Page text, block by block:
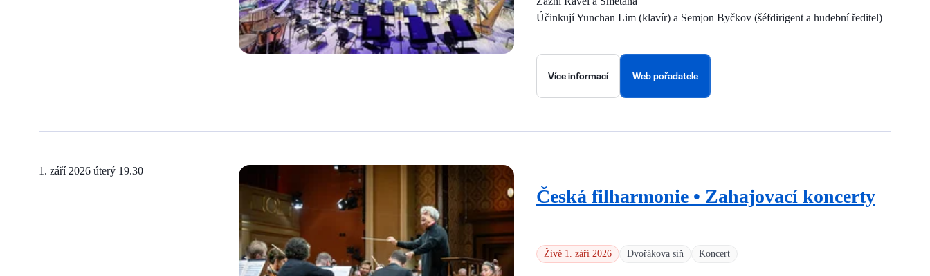
Účinkují Yunchan Lim (klavír) a Semjon Byčkov (šéfdirigent a hudební ředitel)
Více informací Web pořadatele
Živě 1. září 2026 Dvořákova síň Koncert
Česká filharmonie • Zahajovací koncerty
1. září 2026 úterý 19.30